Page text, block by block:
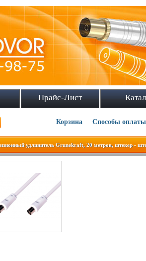
Прайс-Лист
Корзина Способы оплаты
удлинитель Grunekraft, 20 метров, штекер -